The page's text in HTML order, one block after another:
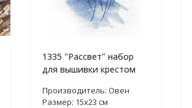
1335 "Рассвет" набор
для вышивки крестом
Производитель: Овен
Размер: 15х23 см